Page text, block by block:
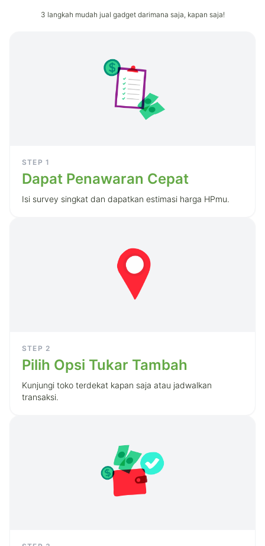
3 langkah mudah jual gadget darimana saja, kapan saja!
STEP 1
Dapat Penawaran Cepat
Isi survey singkat dan dapatkan estimasi harga HPmu.
STEP 2
Pilih Opsi Tukar Tambah
Kunjungi toko terdekat kapan saja atau jadwalkan
transaksi.